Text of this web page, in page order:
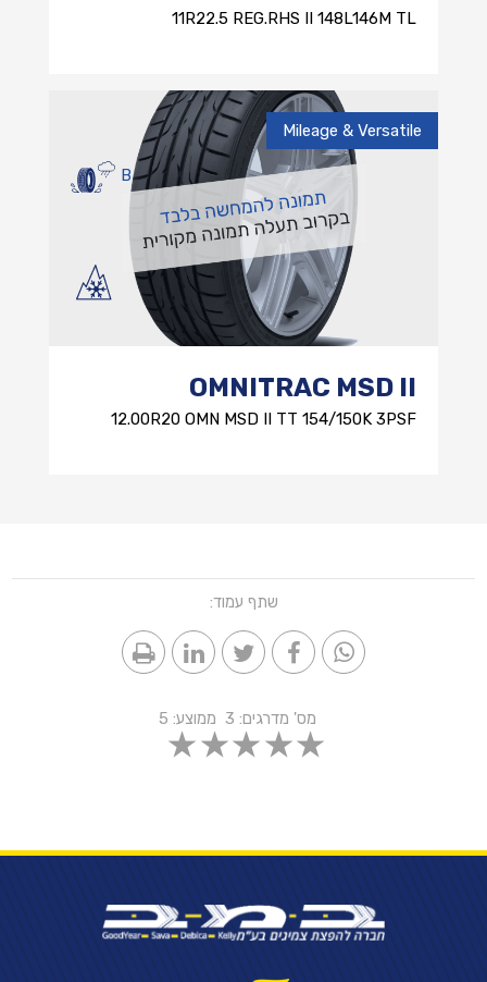
11R22.5 REG.RHS II 148L146M TL
Mileage & Versatile
B
OMNITRAC MSD II
12.00R20 OMN MSD II TT 154/150K 3PSF
שתף עמוד:
מס' מדרגים: 3 ממוצע: 5